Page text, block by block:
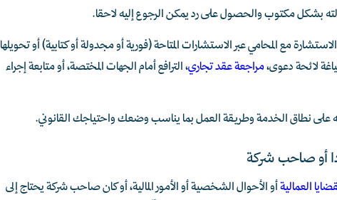
بشكل مكتوب والحصول على رد يمكن الرجوع إليه لاحقا.
مع المحامي عبر الاستشارات المتاحة (فورية أو مجدولة أو كتابية) أو تحويلها
لائحة دعوى،مراجعة عقد تجاري، الترافع أمام الجهات المختصة، أو متابعة إجراء
على نطاق الخدمة وطريقة العمل بما يناسب وضعك واحتياجك القانوني.
أو صاحب شركة
العماليةأو الأحوال الشخصية أو الأمور المالية، أو كان صاحب شركة يحتاج إلى